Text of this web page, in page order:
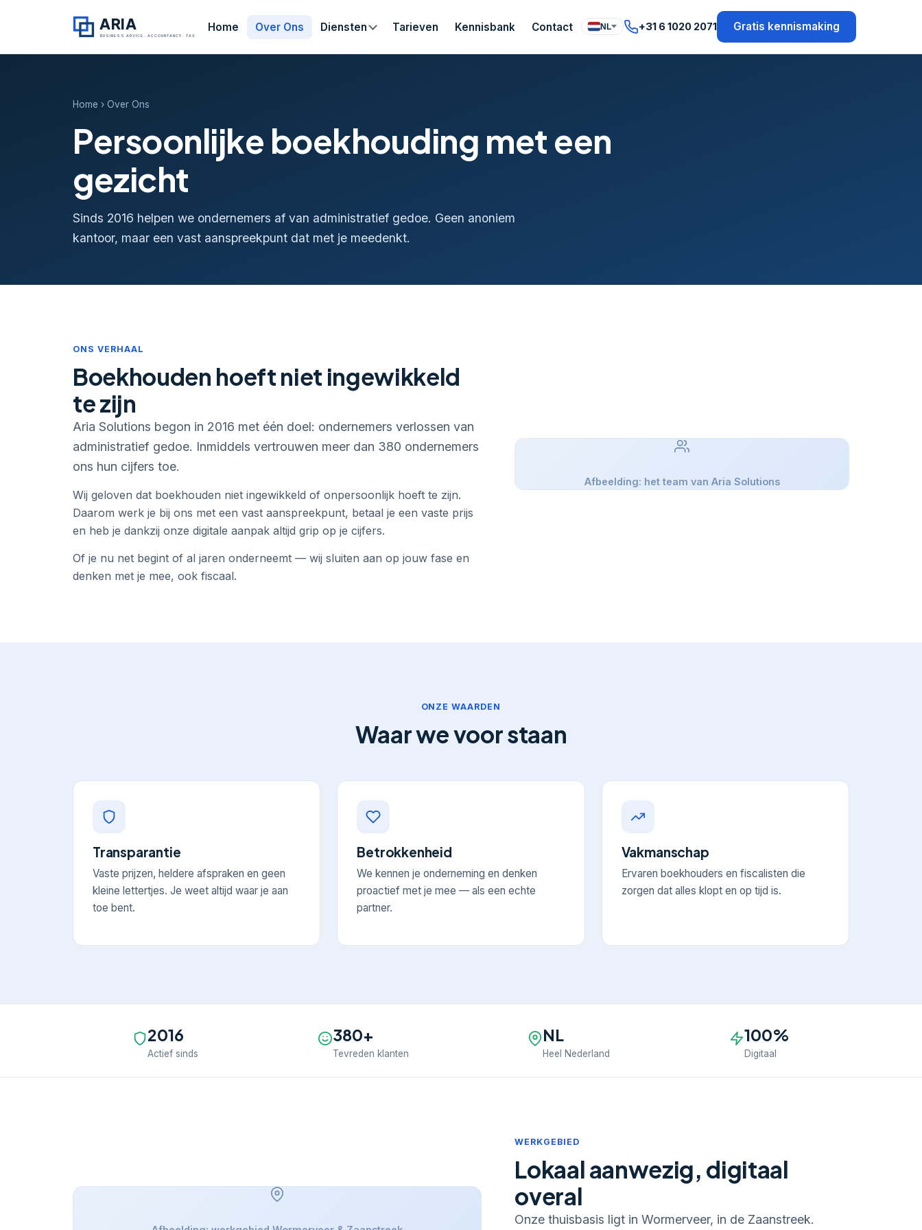
ARIA
BUSINESS ADVICE · ACCOUNTANCY · TAX
Home Over Ons Diensten Tarieven Kennisbank Contact NL +31 6 1020 2071 Gratis kennismaking
Home › Over Ons
Persoonlijke boekhouding met een
gezicht
Sinds 2016 helpen we ondernemers af van administratief gedoe. Geen anoniem
kantoor, maar een vast aanspreekpunt dat met je meedenkt.
ONS VERHAAL
Boekhouden hoeft niet ingewikkeld
te zijn
Aria Solutions begon in 2016 met één doel: ondernemers verlossen van
administratief gedoe. Inmiddels vertrouwen meer dan 380 ondernemers
ons hun cijfers toe.
Wij geloven dat boekhouden niet ingewikkeld of onpersoonlijk hoeft te zijn.
Daarom werk je bij ons met een vast aanspreekpunt, betaal je een vaste prijs
en heb je dankzij onze digitale aanpak altijd grip op je cijfers.
Of je nu net begint of al jaren onderneemt — wij sluiten aan op jouw fase en
denken met je mee, ook fiscaal.
Afbeelding: het team van Aria Solutions
ONZE WAARDEN
Waar we voor staan
Transparantie
Vaste prijzen, heldere afspraken en geen
kleine lettertjes. Je weet altijd waar je aan
toe bent.
Betrokkenheid
We kennen je onderneming en denken
proactief met je mee — als een echte
partner.
Vakmanschap
Ervaren boekhouders en fiscalisten die
zorgen dat alles klopt en op tijd is.
2016
Actief sinds
380+
Tevreden klanten
NL
Heel Nederland
100%
Digitaal
WERKGEBIED
Lokaal aanwezig, digitaal
overal
Onze thuisbasis ligt in Wormerveer, in de Zaanstreek.